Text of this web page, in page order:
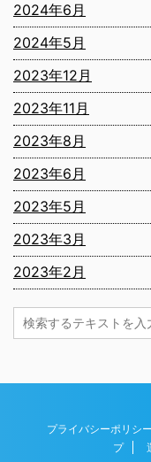
2024年6月
2024年5月
2023年12月
2023年11月
2023年8月
2023年6月
2023年5月
2023年3月
2023年2月
プライバシーポリシー
プ